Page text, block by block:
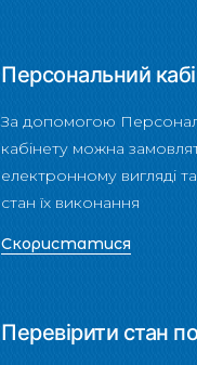
Персональний
За допомогою
кабінету можна
електронному вигляді
стан їх виконання
Скористатися
Перевірити стан